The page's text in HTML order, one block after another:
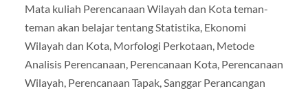
Mata kuliah Perencanaan Wilayah dan Kota teman-
teman akan belajar tentang Statistika, Ekonomi
Wilayah dan Kota, Morfologi Perkotaan, Metode
Analisis Perencanaan, Perencanaan Kota, Perencanaan
Wilayah, Perencanaan Tapak, Sanggar Perancangan